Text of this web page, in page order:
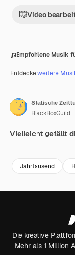
Video
Empfohlene Musik
Entdeckeweitere
BlackBoxGuild
Vielleicht gefällt
Jahrtausend
Die kreative
Mehr als 1 Million